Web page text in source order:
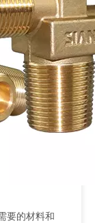
要的材料和